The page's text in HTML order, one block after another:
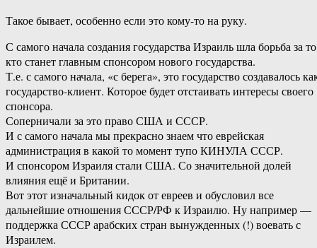
Такое бывает, особенно если это кому-то на руку.
С самого начала создания государства Израиль шла борьба за то
кто станет главным спонсором нового государства.
Т.е. с самого начала, «с берега», это государство создавалось
государство-​клиент. Которое будет отстаивать интересы своего
спонсора.
Соперничали за это право США и СССР.
И с самого начала мы прекрасно знаем что еврейская
администрация в какой то момент тупо КИНУЛА СССР.
И спонсором Израиля стали США. Со значительной долей
влияния ещё и Британии.
Вот этот изначальный кидок от евреев и обусловил все
дальнейшие отношения СССР/РФ к Израилю. Ну например —
поддержка СССР арабских стран вынужденных (!) воевать с
Израилем.